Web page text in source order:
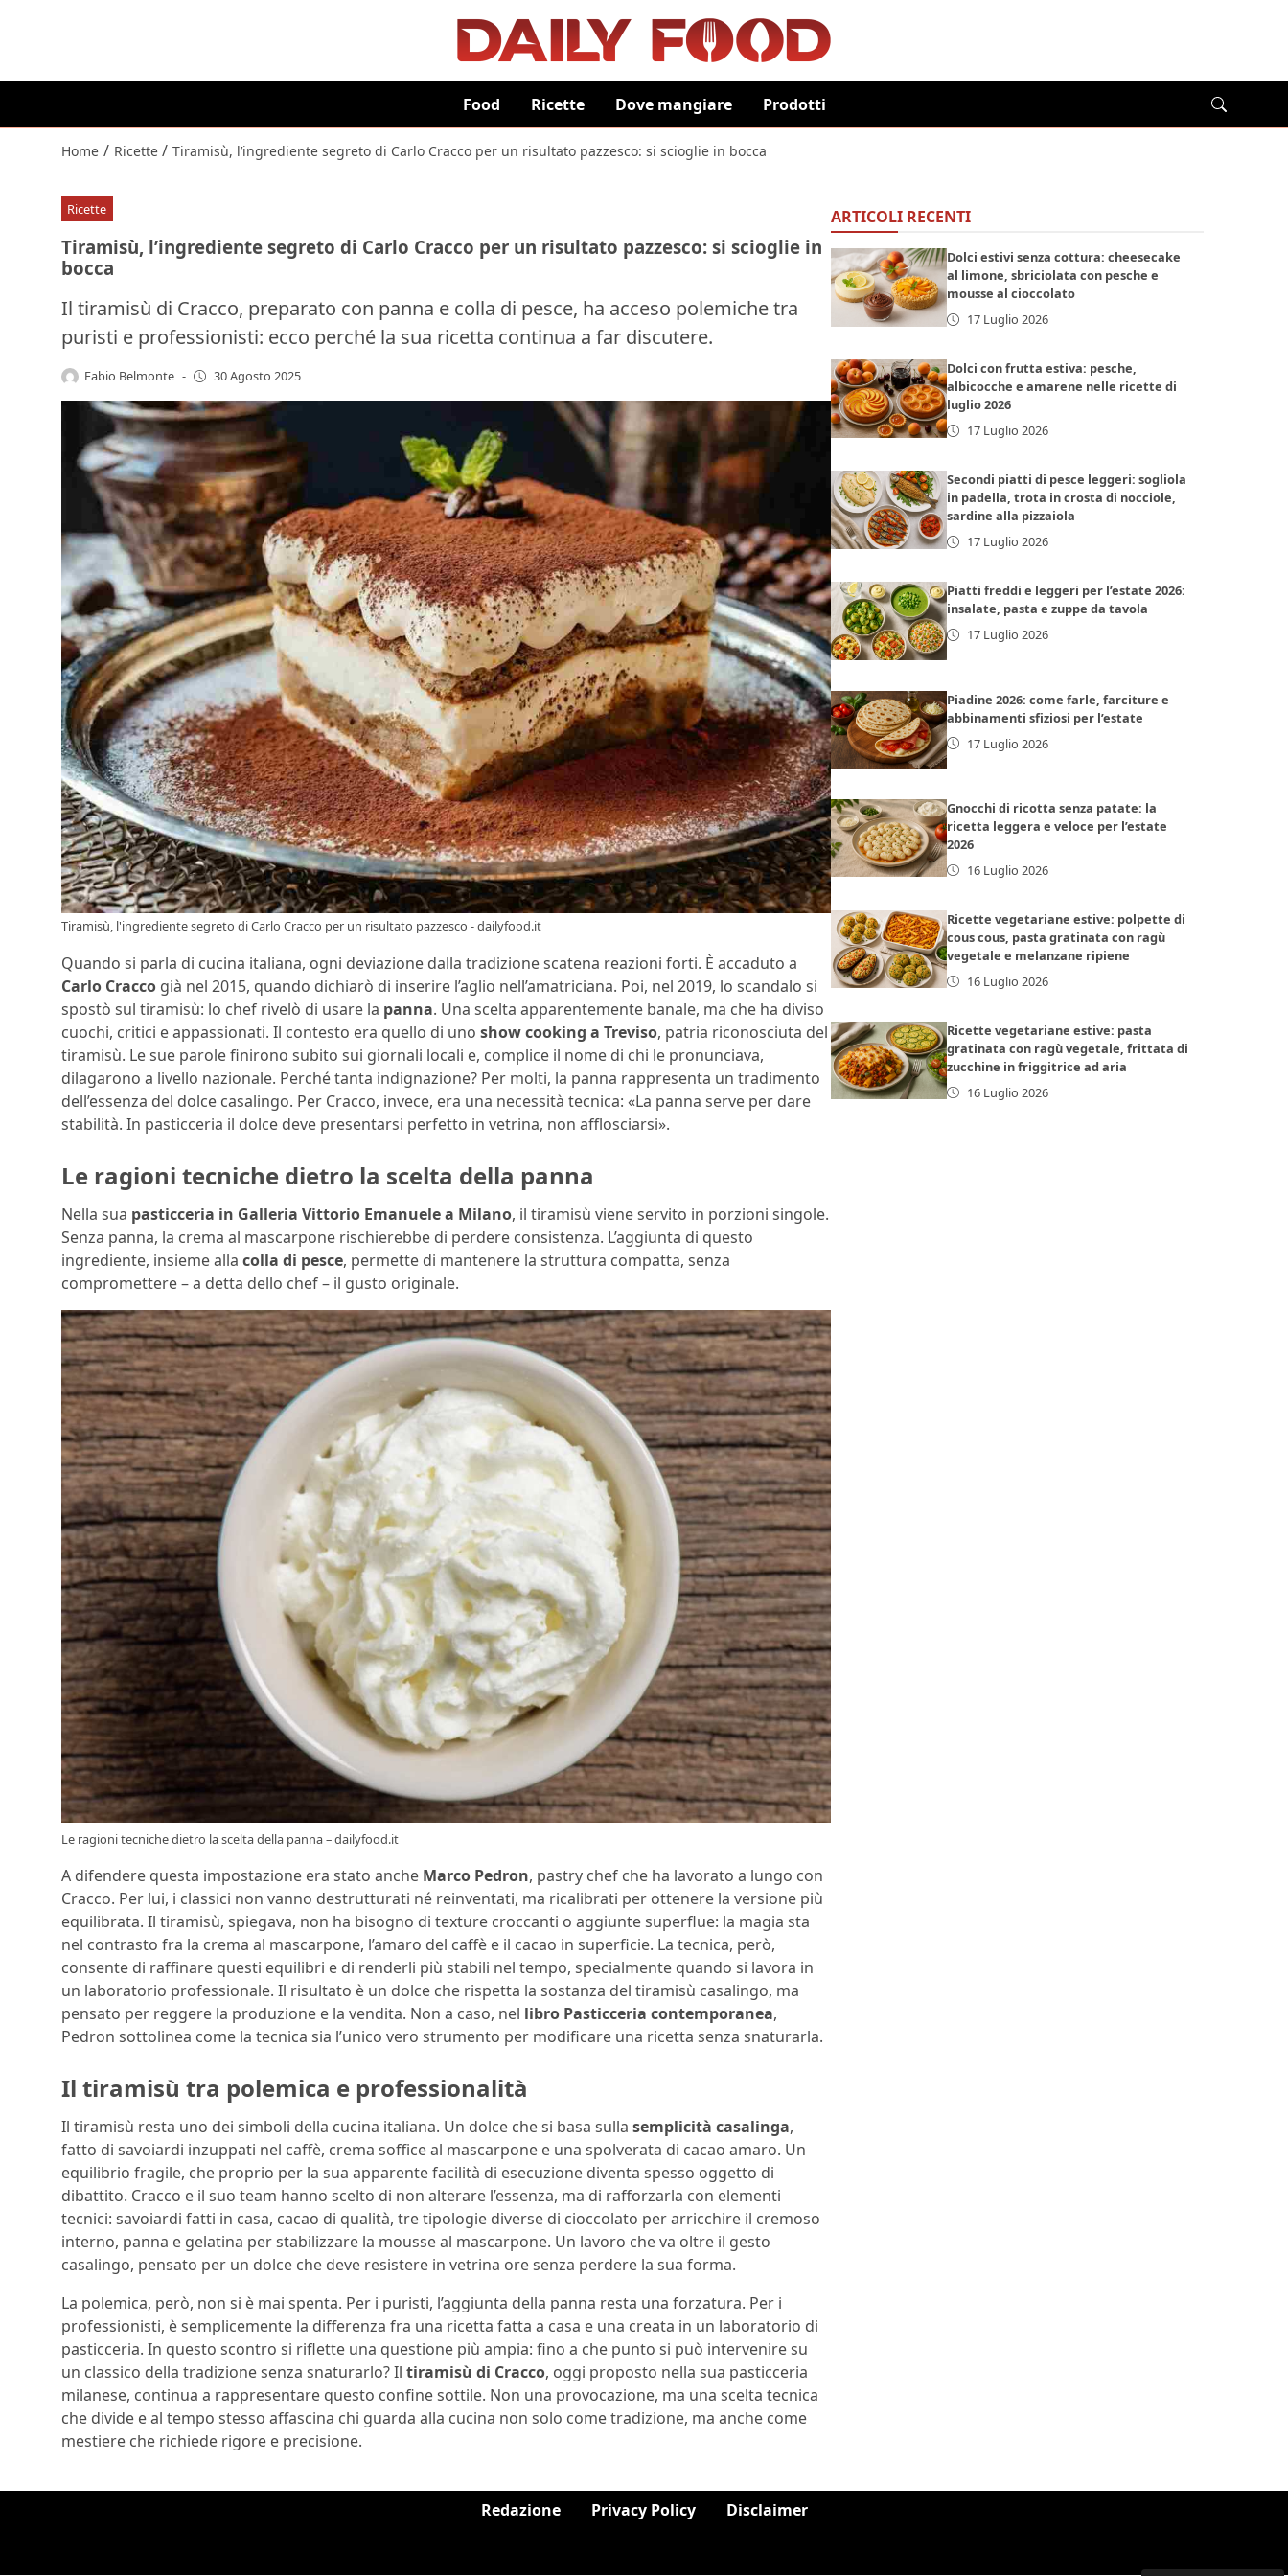
Food Ricette Dove mangiare Prodotti
Home / Ricette / Tiramisù, l’ingrediente segreto di Carlo Cracco per un risultato pazzesco: si scioglie in bocca
Ricette
Tiramisù, l’ingrediente segreto di Carlo Cracco per un risultato pazzesco: si scioglie in
bocca
Il tiramisù di Cracco, preparato con panna e colla di pesce, ha acceso polemiche tra
puristi e professionisti: ecco perché la sua ricetta continua a far discutere.
Fabio Belmonte - 30 Agosto 2025
Tiramisù, l'ingrediente segreto di Carlo Cracco per un risultato pazzesco - dailyfood.it
Quando si parla di cucina italiana, ogni deviazione dalla tradizione scatena reazioni forti. È accaduto a
Carlo Cracco già nel 2015, quando dichiarò di inserire l’aglio nell’amatriciana. Poi, nel 2019, lo scandalo si
spostò sul tiramisù: lo chef rivelò di usare la panna. Una scelta apparentemente banale, ma che ha diviso
cuochi, critici e appassionati. Il contesto era quello di uno show cooking a Treviso, patria riconosciuta del
tiramisù. Le sue parole finirono subito sui giornali locali e, complice il nome di chi le pronunciava,
dilagarono a livello nazionale. Perché tanta indignazione? Per molti, la panna rappresenta un tradimento
dell’essenza del dolce casalingo. Per Cracco, invece, era una necessità tecnica: «La panna serve per dare
stabilità. In pasticceria il dolce deve presentarsi perfetto in vetrina, non afflosciarsi».
Le ragioni tecniche dietro la scelta della panna
Nella sua pasticceria in Galleria Vittorio Emanuele a Milano, il tiramisù viene servito in porzioni singole.
Senza panna, la crema al mascarpone rischierebbe di perdere consistenza. L’aggiunta di questo
ingrediente, insieme alla colla di pesce, permette di mantenere la struttura compatta, senza
compromettere – a detta dello chef – il gusto originale.
Le ragioni tecniche dietro la scelta della panna – dailyfood.it
A difendere questa impostazione era stato anche Marco Pedron, pastry chef che ha lavorato a lungo con
Cracco. Per lui, i classici non vanno destrutturati né reinventati, ma ricalibrati per ottenere la versione più
equilibrata. Il tiramisù, spiegava, non ha bisogno di texture croccanti o aggiunte superflue: la magia sta
nel contrasto fra la crema al mascarpone, l’amaro del caffè e il cacao in superficie. La tecnica, però,
consente di raffinare questi equilibri e di renderli più stabili nel tempo, specialmente quando si lavora in
un laboratorio professionale. Il risultato è un dolce che rispetta la sostanza del tiramisù casalingo, ma
pensato per reggere la produzione e la vendita. Non a caso, nel libro Pasticceria contemporanea,
Pedron sottolinea come la tecnica sia l’unico vero strumento per modificare una ricetta senza snaturarla.
Il tiramisù tra polemica e professionalità
Il tiramisù resta uno dei simboli della cucina italiana. Un dolce che si basa sulla semplicità casalinga,
fatto di savoiardi inzuppati nel caffè, crema soffice al mascarpone e una spolverata di cacao amaro. Un
equilibrio fragile, che proprio per la sua apparente facilità di esecuzione diventa spesso oggetto di
dibattito. Cracco e il suo team hanno scelto di non alterare l’essenza, ma di rafforzarla con elementi
tecnici: savoiardi fatti in casa, cacao di qualità, tre tipologie diverse di cioccolato per arricchire il cremoso
interno, panna e gelatina per stabilizzare la mousse al mascarpone. Un lavoro che va oltre il gesto
casalingo, pensato per un dolce che deve resistere in vetrina ore senza perdere la sua forma.
La polemica, però, non si è mai spenta. Per i puristi, l’aggiunta della panna resta una forzatura. Per i
professionisti, è semplicemente la differenza fra una ricetta fatta a casa e una creata in un laboratorio di
pasticceria. In questo scontro si riflette una questione più ampia: fino a che punto si può intervenire su
un classico della tradizione senza snaturarlo? Il tiramisù di Cracco, oggi proposto nella sua pasticceria
milanese, continua a rappresentare questo confine sottile. Non una provocazione, ma una scelta tecnica
che divide e al tempo stesso affascina chi guarda alla cucina non solo come tradizione, ma anche come
mestiere che richiede rigore e precisione.
ARTICOLI RECENTI
Dolci estivi senza cottura: cheesecake
al limone, sbriciolata con pesche e
mousse al cioccolato
17 Luglio 2026
Dolci con frutta estiva: pesche,
albicocche e amarene nelle ricette di
luglio 2026
17 Luglio 2026
Secondi piatti di pesce leggeri: sogliola
in padella, trota in crosta di nocciole,
sardine alla pizzaiola
17 Luglio 2026
Piatti freddi e leggeri per l’estate 2026:
insalate, pasta e zuppe da tavola
17 Luglio 2026
Piadine 2026: come farle, farciture e
abbinamenti sfiziosi per l’estate
17 Luglio 2026
Gnocchi di ricotta senza patate: la
ricetta leggera e veloce per l’estate
2026
16 Luglio 2026
Ricette vegetariane estive: polpette di
cous cous, pasta gratinata con ragù
vegetale e melanzane ripiene
16 Luglio 2026
Ricette vegetariane estive: pasta
gratinata con ragù vegetale, frittata di
zucchine in friggitrice ad aria
16 Luglio 2026
Redazione Privacy Policy Disclaimer